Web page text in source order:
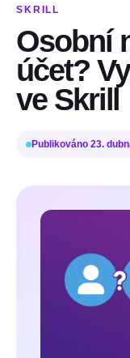
SKRILL
Osobní
účet?
ve Skrill
Publikováno 23.